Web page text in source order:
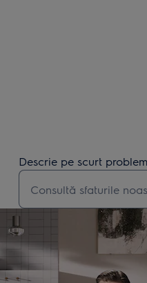
Descrie pe scurt
Type to search for